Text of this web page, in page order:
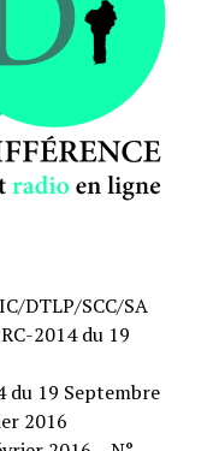
DTLP/SCC/SA
2014 du 19
du 19 Septembre
2016